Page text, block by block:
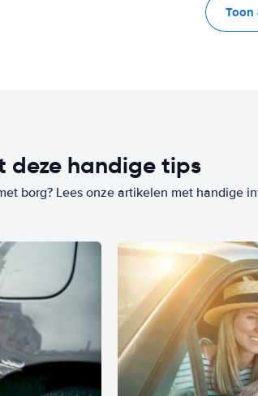
Toon
deze handige tips
borg? Lees onze artikelen met handige